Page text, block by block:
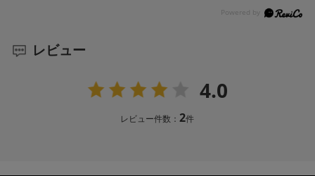
レビュー
4.0
レビュー件数：2件